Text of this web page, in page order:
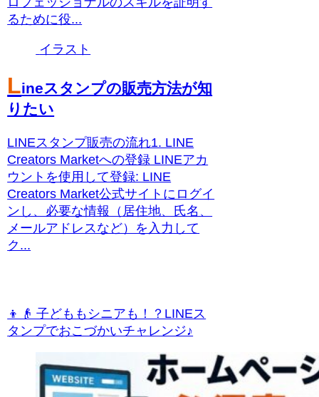
るために役...
イラスト
Lineスタンプの販売方法が知
りたい
LINEスタンプ販売の流れ1. LINE
Creators Marketへの登録 LINEアカ
ウントを使用して登録: LINE
Creators Market公式サイトにログイ
ンし、必要な情報（居住地、氏名、
メールアドレスなど）を入力して
ク...
👦👴 子どももシニアも！？LINEス
タンプでおこづかいチャレンジ♪